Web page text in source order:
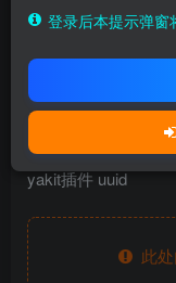
fofa语句
yakit插件 uuid
此处
登录后本提示弹窗